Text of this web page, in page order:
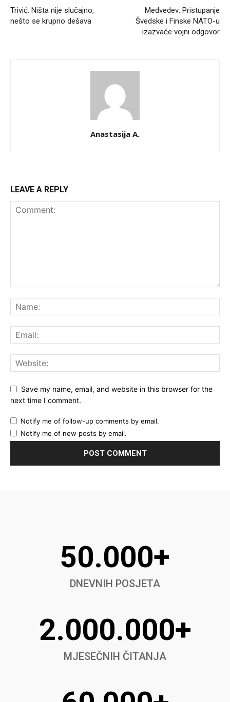
Trivić: Ništa nije slučajno,
nešto se krupno dešava
Medvedev: Pristupanje
Švedske i Finske NATO-u
izazvaće vojni odgovor
Anastasija A.
LEAVE A REPLY
Save my name, email, and website in this browser for the
next time I comment.
Notify me of follow-up comments by email.
Notify me of new posts by email.
50.000+
DNEVNIH POSJETA
2.000.000+
MJESEČNIH ČITANJA